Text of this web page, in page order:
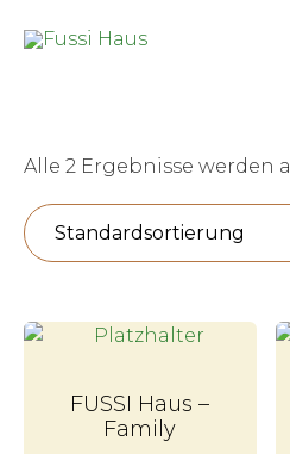
Alle 2 Ergebnisse werden
FUSSI Haus –
Family